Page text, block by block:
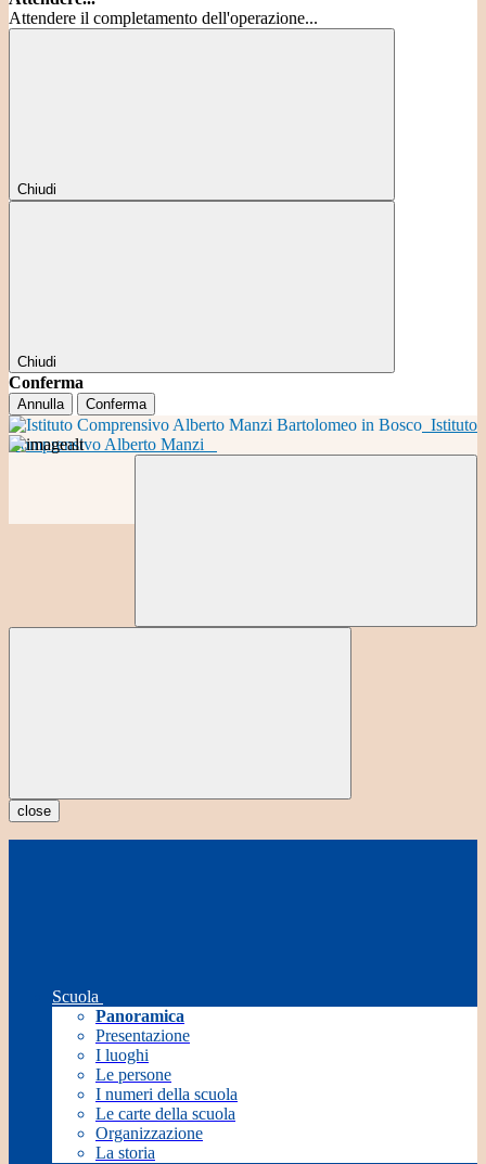
Attendere il completamento dell'operazione...
Chiudi
Chiudi
Conferma
Annulla Conferma
Istituto
Comprensivo Alberto Manzi
close
Scuola
Panoramica
Presentazione
I luoghi
Le persone
I numeri della scuola
Le carte della scuola
Organizzazione
La storia